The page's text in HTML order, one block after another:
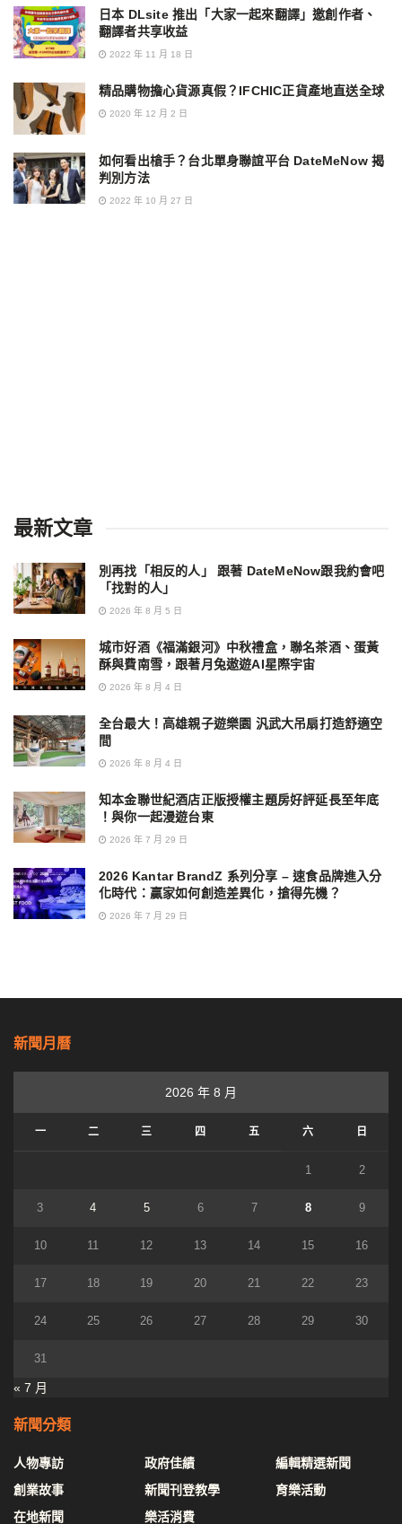
日本 DLsite 推出「大家一起來翻譯」邀創作者、
翻譯者共享收益
2022 年 11 月 18 日
精品購物擔心貨源真假？IFCHIC正貨產地直送全球
2020 年 12 月 2 日
如何看出槍手？台北單身聯誼平台 DateMeNow 揭
判別方法
2022 年 10 月 27 日
最新文章
別再找「相反的人」 跟著 DateMeNow跟我約會吧
「找對的人」
2026 年 8 月 5 日
城市好酒《福滿銀河》中秋禮盒，聯名茶酒、蛋黃
酥與費南雪，跟著月兔遨遊AI星際宇宙
2026 年 8 月 4 日
全台最大！高雄親子遊樂園 汎武大吊扇打造舒適空
間
2026 年 8 月 4 日
知本金聯世紀酒店正版授權主題房好評延長至年底
！與你一起漫遊台東
2026 年 7 月 29 日
2026 Kantar BrandZ 系列分享 – 速食品牌進入分
化時代：贏家如何創造差異化，搶得先機？
2026 年 7 月 29 日
新聞月曆
2026 年 8 月
一 二 三 四 五 六 日
1 2
3 4 5 6 7 8 9
10 11 12 13 14 15 16
17 18 19 20 21 22 23
24 25 26 27 28 29 30
31
« 7 月
新聞分類
人物專訪
創業故事
在地新聞
政府佳績
新聞刊登教學
樂活消費
編輯精選新聞
育樂活動